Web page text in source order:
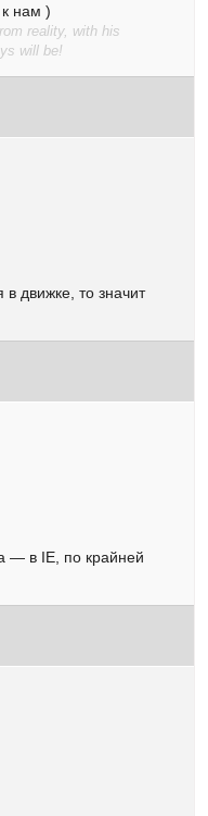
нам )
reality, with his
will be!
в движке, то значит
— в IE, по крайней